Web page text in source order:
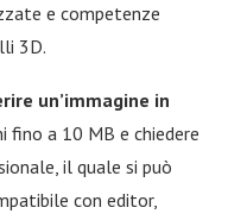
e competenze
3D.
un’immagine in
fino a 10 MB e chiedere
il quale si può
con editor,